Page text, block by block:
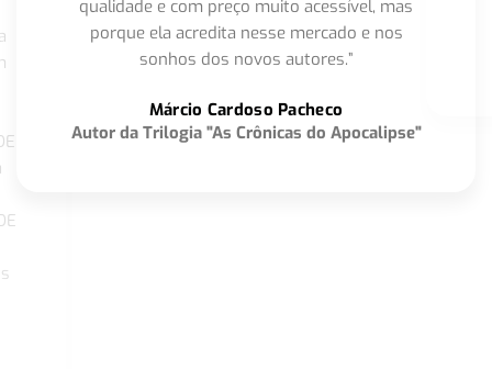
qualidade e com preço muito acessível, mas
porque ela acredita nesse mercado e nos
sonhos dos novos autores.”
Márcio Cardoso Pacheco
Autor da Trilogia "As Crônicas do Apocalipse"